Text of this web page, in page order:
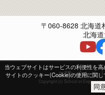
〒060-8628 北海道
北海
Copyright (c) School of
お問い合わせ
当ウェブサイトはサービスの利便性を
サイトのクッキー(Cookie)の使用に関し
同